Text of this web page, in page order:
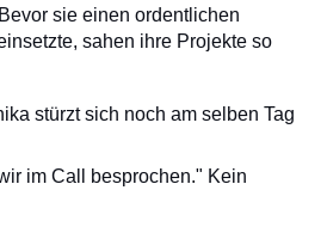
sie einen ordentlichen
sahen ihre Projekte so
stürzt sich noch am selben Tag
im Call besprochen." Kein